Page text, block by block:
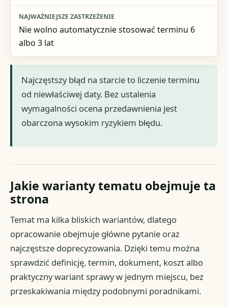
Nie wolno automatycznie stosować terminu 6
albo 3 lat
Najczęstszy błąd na starcie to liczenie terminu
od niewłaściwej daty. Bez ustalenia
wymagalności ocena przedawnienia jest
obarczona wysokim ryzykiem błędu.
Jakie warianty tematu obejmuje ta
strona
Temat ma kilka bliskich wariantów, dlatego
opracowanie obejmuje główne pytanie oraz
najczęstsze doprecyzowania. Dzięki temu można
sprawdzić definicję, termin, dokument, koszt albo
praktyczny wariant sprawy w jednym miejscu, bez
przeskakiwania między podobnymi poradnikami.